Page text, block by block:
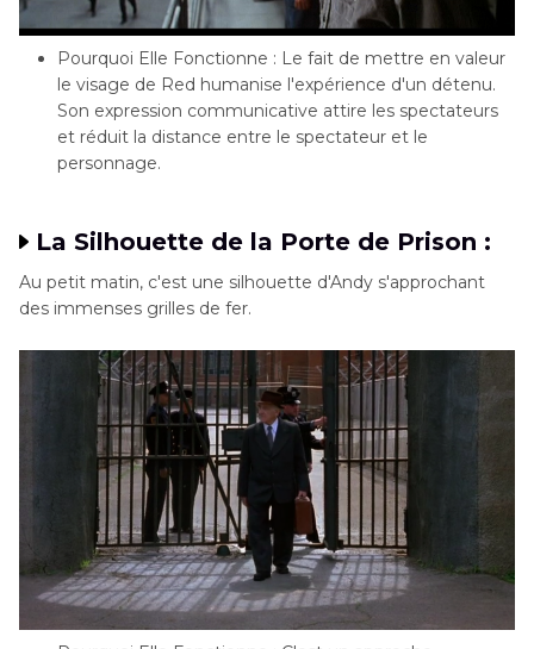
Pourquoi Elle Fonctionne : Le fait de mettre en valeur
le visage de Red humanise l'expérience d'un détenu.
Son expression communicative attire les spectateurs
et réduit la distance entre le spectateur et le
personnage.
La Silhouette de la Porte de Prison :
Au petit matin, c'est une silhouette d'Andy s'approchant
des immenses grilles de fer.